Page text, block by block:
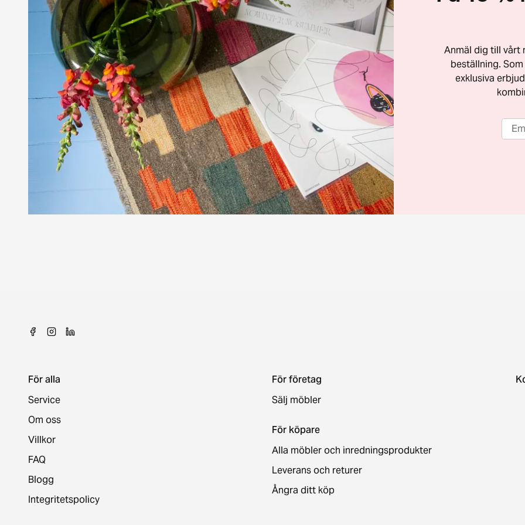
Anmäl dig till vårt
beställning.
exklusiva
För alla
Service
Om oss
Villkor
FAQ
Blogg
Integritetspolicy
För företag
Sälj möbler
För köpare
Alla möbler och inredningsprodukter
Leverans och returer
Ångra ditt köp